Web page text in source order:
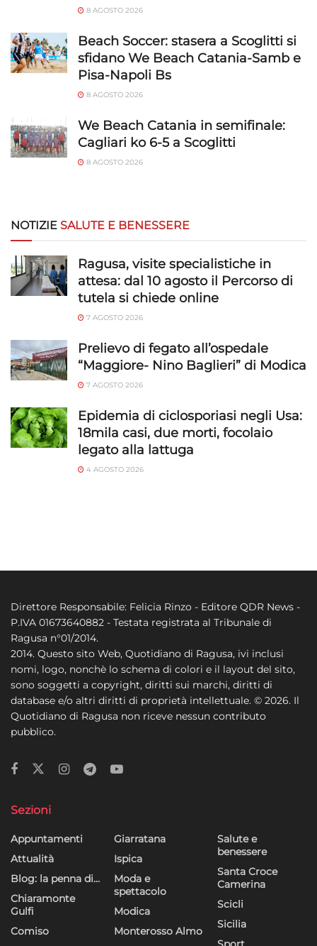
8 AGOSTO 2026
Beach Soccer: stasera a Scoglitti si
sfidano We Beach Catania-Samb e
Pisa-Napoli Bs
8 AGOSTO 2026
We Beach Catania in semifinale:
Cagliari ko 6-5 a Scoglitti
8 AGOSTO 2026
NOTIZIE SALUTE E BENESSERE
Ragusa, visite specialistiche in
attesa: dal 10 agosto il Percorso di
tutela si chiede online
7 AGOSTO 2026
Prelievo di fegato all’ospedale
“Maggiore- Nino Baglieri” di Modica
7 AGOSTO 2026
Epidemia di ciclosporiasi negli Usa:
18mila casi, due morti, focolaio
legato alla lattuga
4 AGOSTO 2026
Direttore Responsabile: Felicia Rinzo - Editore QDR News -
P.IVA 01673640882 - Testata registrata al Tribunale di
Ragusa n°01/2014.
2014. Questo sito Web, Quotidiano di Ragusa, ivi inclusi
nomi, logo, nonchè lo schema di colori e il layout del sito,
sono soggetti a copyright, diritti sui marchi, diritti di
database e/o altri diritti di proprietà intellettuale. © 2026. Il
Quotidiano di Ragusa non riceve nessun contributo
pubblico.
Sezioni
Appuntamenti
Attualità
Blog: la penna di…
Chiaramonte
Gulfi
Comiso
Giarratana
Ispica
Moda e
spettacolo
Modica
Monterosso Almo
Salute e
benessere
Santa Croce
Camerina
Scicli
Sicilia